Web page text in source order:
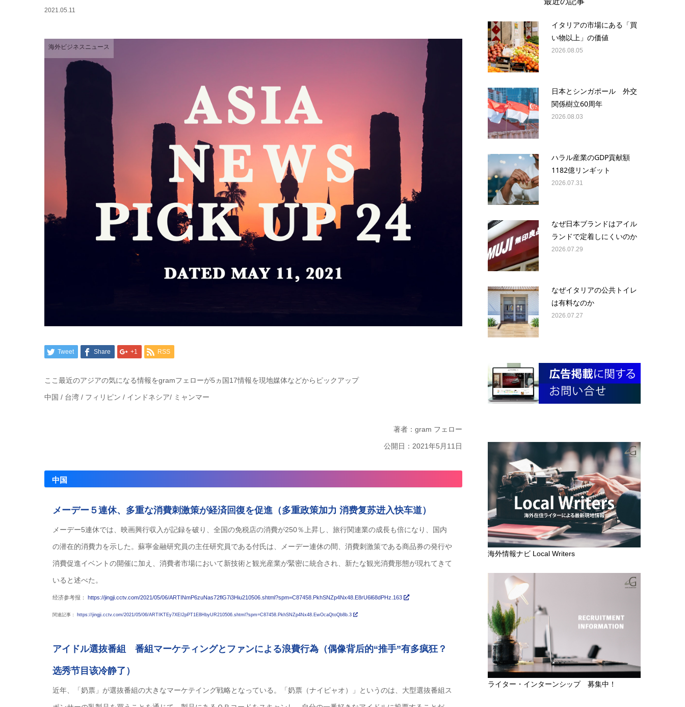
2021.05.11
海外ビジネスニュース
Tweet Share +1 RSS
ここ最近のアジアの気になる情報をgramフェローが5ヵ国17情報を現地媒体などからピックアップ
中国 / 台湾 / フィリピン / インドネシア/ ミャンマー
著者：gram フェロー
公開日：2021年5月11日
中国
メーデー５連休、多重な消費刺激策が経済回復を促進（多重政策加力 消费复苏进入快车道）
メーデー5連休では、映画興行収入が記録を破り、全国の免税店の消費が250％上昇し、旅行関連業の成長も倍になり、国内
の潜在的消費力を示した。蘇寧金融研究員の主任研究員である付氏は、メーデー連休の間、消費刺激策である商品券の発行や
消費促進イベントの開催に加え、消費者市場において新技術と観光産業が緊密に統合され、新たな観光消費形態が現れてきて
いると述べた。
经济参考报： https://jingji.cctv.com/2021/05/06/ARTINmP6zuNas72flG7i3Hiu210506.shtml?spm=C87458.PkhSNZp4Nx48.E8rU6l68dPHz.163
関連記事： https://jingji.cctv.com/2021/05/06/ARTIKTEy7XEI2pPT1E8HbyUR210506.shtml?spm=C87458.PkhSNZp4Nx48.EwOcaQtoQb8b.3
アイドル選抜番組 番組マーケティングとファンによる浪費行為（偶像背后的“推手”有多疯狂？
选秀节目该冷静了）
近年、「奶票」が選抜番組の大きなマーケテイング戦略となっている。「奶票（ナイピャオ）」というのは、大型選抜番組ス
イタリアの市場にある「買
い物以上」の価値
2026.08.05
日本とシンガポール 外交
関係樹立60周年
2026.08.03
ハラル産業のGDP貢献額
1182億リンギット
2026.07.31
なぜ日本ブランドはアイル
ランドで定着しにくいのか
2026.07.29
なぜイタリアの公共トイレ
は有料なのか
2026.07.27
海外情報ナビ Local Writers
ライター・インターンシップ 募集中！